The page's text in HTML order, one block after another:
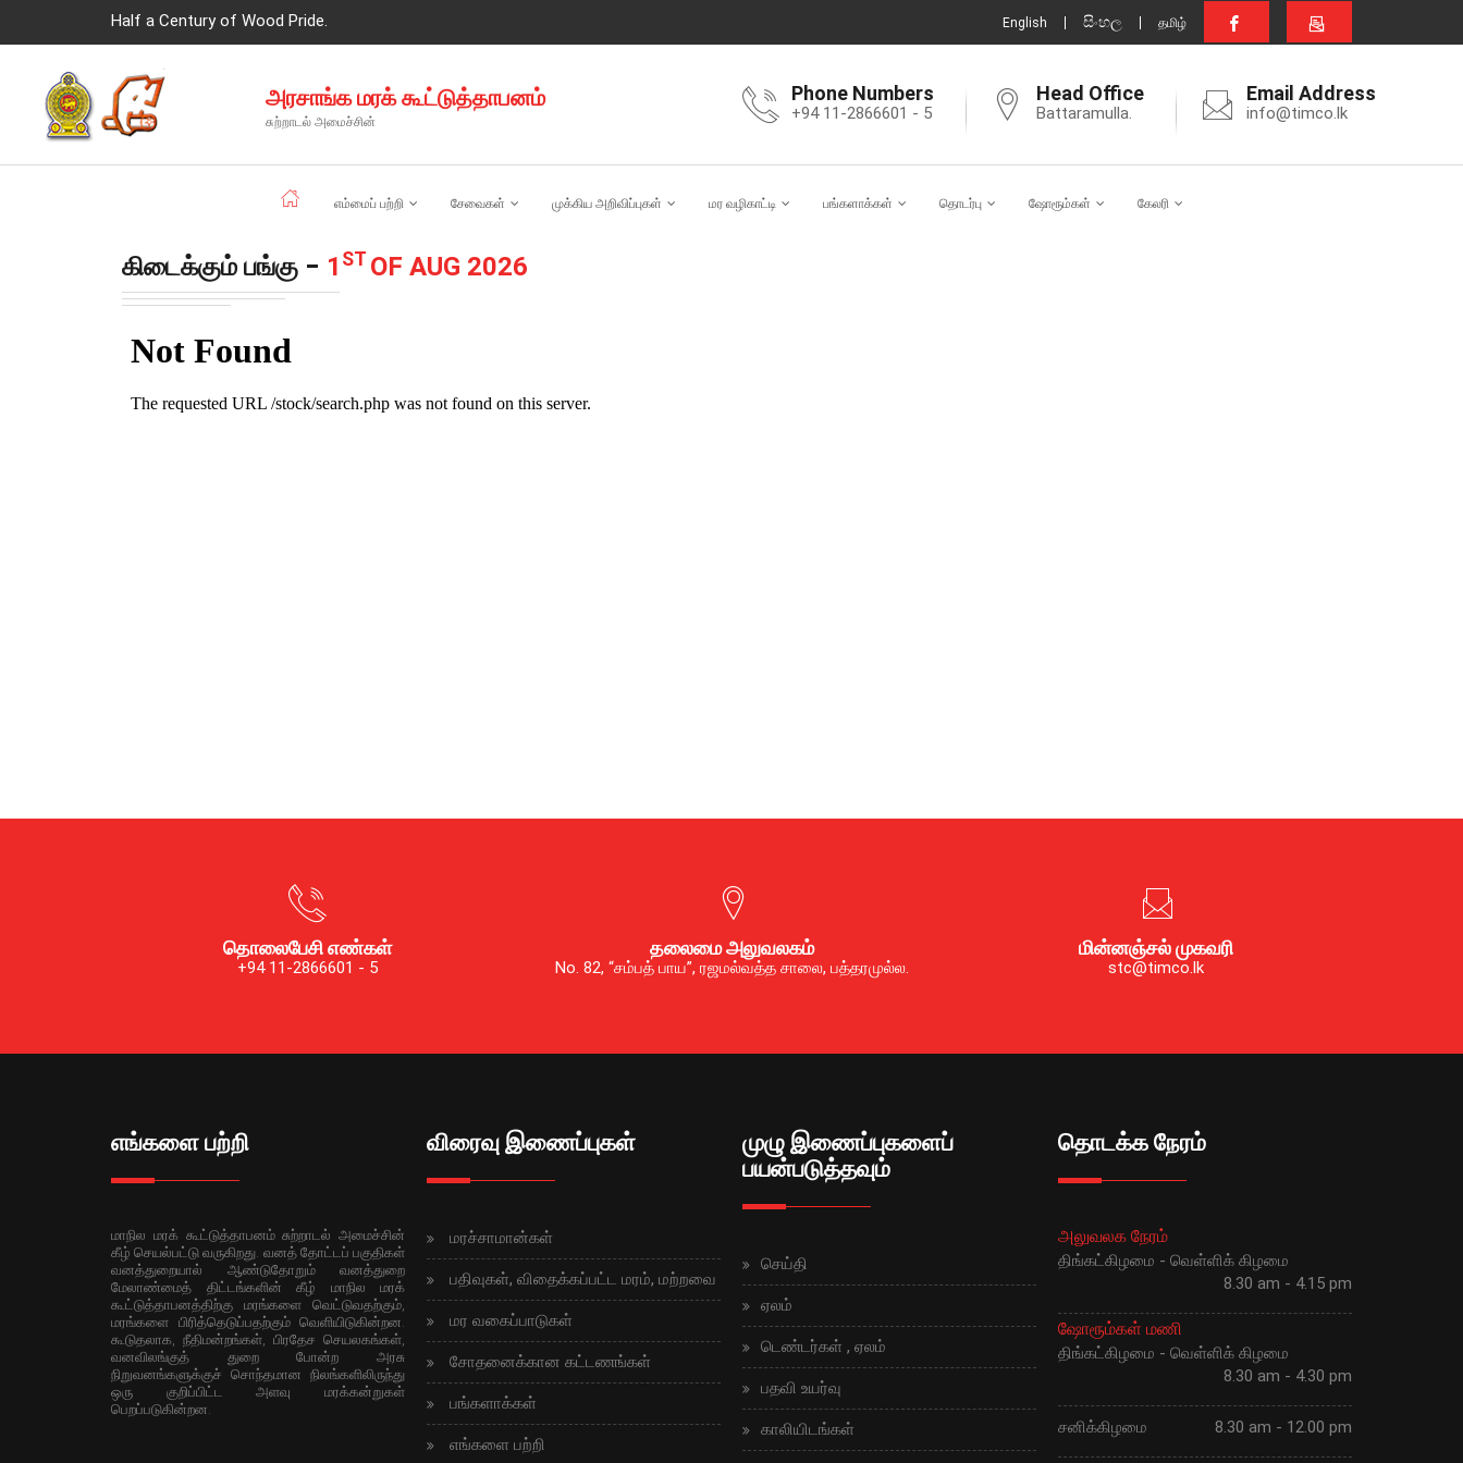
Half a Century of Wood Pride. English සිංහල தமிழ்
அரசாங்க மரக் கூட்டுத்தாபனம்
சுற்றாடல் அமைச்சின்
Phone Numbers
+94 11-2866601 - 5
Head Office
Battaramulla.
Email Address
info@timco.lk
எம்மைப் பற்றி சேவைகள் முக்கிய அறிவிப்புகள் மர வழிகாட்டி பங்களாக்கள் தொடர்பு ஷோரூம்கள் கேலரி
கிடைக்கும் பங்கு - 1 ST OF AUG 2026
தொலைபேசி எண்கள்
+94 11-2866601 - 5
தலைமை அலுவலகம்
No. 82, “சம்பத் பாய”, ரஜமல்வத்த சாலை, பத்தரமுல்ல.
மின்னஞ்சல் முகவரி
stc@timco.lk
எங்களை பற்றி
மாநில மரக் கூட்டுத்தாபனம் சுற்றாடல் அமைச்சின்
கீழ் செயல்பட்டு வருகிறது. வனத் தோட்டப் பகுதிகள்
வனத்துறையால் ஆண்டுதோறும் வனத்துறை
மேலாண்மைத் திட்டங்களின் கீழ் மாநில மரக்
கூட்டுத்தாபனத்திற்கு மரங்களை வெட்டுவதற்கும்,
மரங்களை பிரித்தெடுப்பதற்கும் வெளியிடுகின்றன.
கூடுதலாக, நீதிமன்றங்கள், பிரதேச செயலகங்கள்,
வனவிலங்குத் துறை போன்ற அரசு
நிறுவனங்களுக்குச் சொந்தமான நிலங்களிலிருந்து
ஒரு குறிப்பிட்ட அளவு மரக்கன்றுகள்
பெறப்படுகின்றன.
விரைவு இணைப்புகள்
மரச்சாமான்கள்
பதிவுகள், விதைக்கப்பட்ட மரம், மற்றவை
மர வகைப்பாடுகள்
சோதனைக்கான கட்டணங்கள்
பங்களாக்கள்
எங்களை பற்றி
முழு இணைப்புகளைப்
பயன்படுத்தவும்
செய்தி
ஏலம்
டெண்டர்கள் , ஏலம்
பதவி உயர்வு
காலியிடங்கள்
தொடக்க நேரம்
அலுவலக நேரம்
திங்கட்கிழமை - வெள்ளிக் கிழமை
8.30 am - 4.15 pm
ஷோரூம்கள் மணி
திங்கட்கிழமை - வெள்ளிக் கிழமை
8.30 am - 4.30 pm
சனிக்கிழமை 8.30 am - 12.00 pm